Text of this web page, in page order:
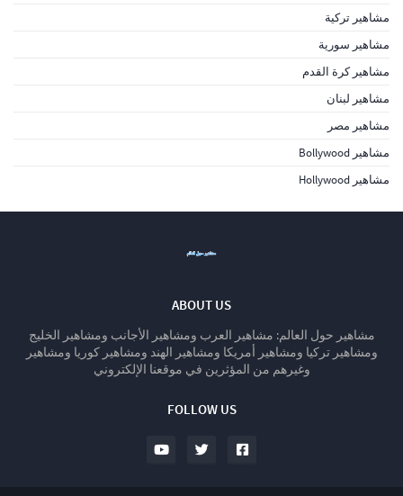
مشاهير تركية
مشاهير سورية
مشاهير كرة القدم
مشاهير لبنان
مشاهير مصر
مشاهير Bollywood
مشاهير Hollywood
ABOUT US
مشاهير حول العالم: مشاهير العرب ومشاهير الأجانب ومشاهير الخليج
ومشاهير تركيا ومشاهير أمريكا ومشاهير الهند ومشاهير كوريا ومشاهير
وغيرهم من المؤثرين في موقعنا الإلكتروني
FOLLOW US